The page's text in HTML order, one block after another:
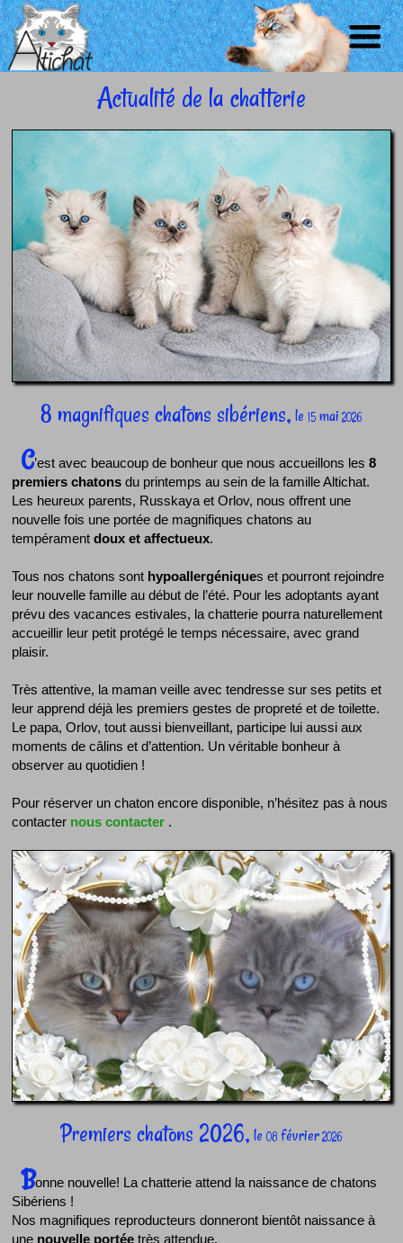
ACCUEIL
CHATS
CHATONS
NEWS
CHAT
CONTACT
Actualité de la chatterie
8 magnifiques chatons sibériens, le15 mai 2026
C’est avec beaucoup de bonheur que nous accueillons les8
premiers chatons du printemps au sein de la famille Altichat.
Les heureux parents, Russkaya et Orlov, nous offrent une
nouvelle fois une portée de magnifiques chatons au
tempéramentdoux et affectueux.
Tous nos chatons sont hypoallergéniques et pourront rejoindre
leur nouvelle famille au début de l’été. Pour les adoptants ayant
prévu des vacances estivales, la chatterie pourra naturellement
accueillir leur petit protégé le temps nécessaire, avec grand
plaisir.
Très attentive, la maman veille avec tendresse sur ses petits et
leur apprend déjà les premiers gestes de propreté et de toilette.
Le papa, Orlov, tout aussi bienveillant, participe lui aussi aux
moments de câlins et d’attention. Un véritable bonheur à
observer au quotidien !
Pour réserver un chaton encore disponible, n’hésitez pas à nous
contacter nous contacter .
Premiers chatons 2026, le08 février2026
Bonne nouvelle! La chatterie attend la naissance de chatons
Sibériens !
Nos magnifiques reproducteurs donneront bientôt naissance à
une nouvelle portée très attendue.